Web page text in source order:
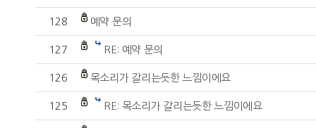
128 예약 문의
127 RE: 예약 문의
126 목소리가 갈리는듯한 느낌이에요
125 RE: 목소리가 갈리는듯한 느낌이에요